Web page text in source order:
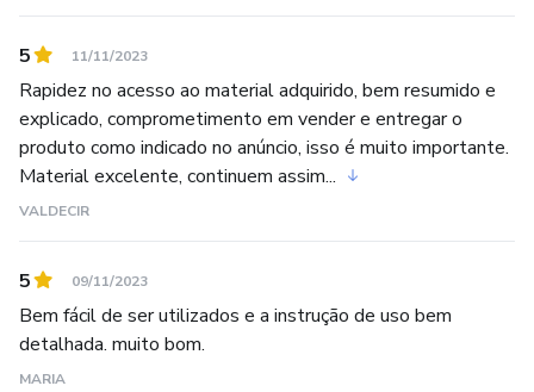
5 11/11/2023
Rapidez no acesso ao material adquirido, bem resumido e
explicado, comprometimento em vender e entregar o
produto como indicado no anúncio, isso é muito importante.
Material excelente, continuem assim...
VALDECIR
5 09/11/2023
Bem fácil de ser utilizados e a instrução de uso bem
detalhada. muito bom.
MARIA